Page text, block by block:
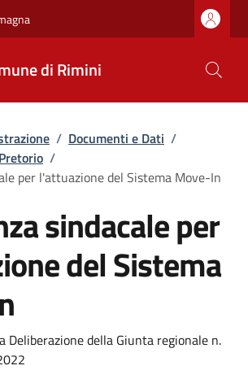
di Rimini
pane
/ Documenti e Dati /
/
per l'attuazione del Sistema Move-In
sindacale per
del Sistema
Deliberazione della Giunta regionale n.